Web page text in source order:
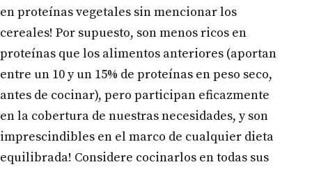
en proteínas vegetales sin mencionar los
cereales! Por supuesto, son menos ricos en
proteínas que los alimentos anteriores (aportan
entre un 10 y un 15% de proteínas en peso seco,
antes de cocinar), pero participan eficazmente
en la cobertura de nuestras necesidades, y son
imprescindibles en el marco de cualquier dieta
equilibrada! Considere cocinarlos en todas sus